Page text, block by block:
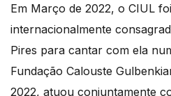
Em Março de 2022, o CIUL
internacionalmente
Pires para cantar com ela
Fundação Calouste
2022, atuou conjuntamente